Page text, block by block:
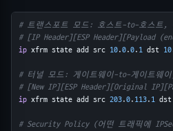
# 트랜스포트 모드: 호스트-to-호스트,
# [IP Header][ESP Header][Payload
ip xfrm state add src 10.0.0. 1 dst 10
# 터널 모드: 게이트웨이-to-게이트웨
# [New IP][ESP Header][Original
ip xfrm state add src 203.0. 113. 1 dst
# Security Policy (어떤 트래픽에